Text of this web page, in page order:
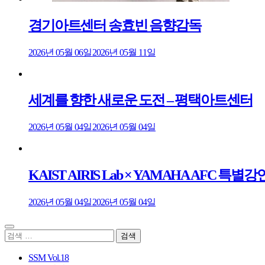
경기아트센터 송효빈 음향감독
2026년 05월 06일2026년 05월 11일
세계를 향한 새로운 도전 – 평택아트센터
2026년 05월 04일2026년 05월 04일
KAIST AIRIS Lab × YAMAHA AFC 특별강
2026년 05월 04일2026년 05월 04일
검
SSM Vol.18